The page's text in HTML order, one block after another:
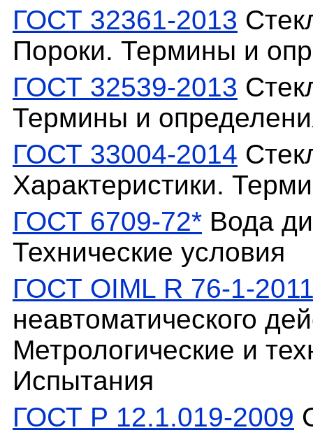
ГОСТ 32361-2013
Пороки. Термины и
ГОСТ 32539-2013
Термины и
ГОСТ 33004-2014
Характеристики.
ГОСТ 6709-72* Вода
Технические условия
ГОСТ OIML R 76-1-
неавтоматического
Метрологические и
Испытания
ГОСТ Р 12.1.019-2009